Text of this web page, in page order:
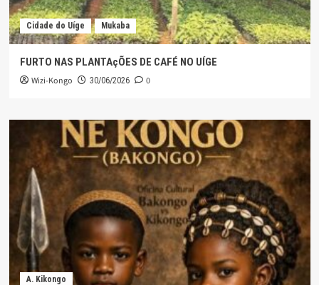
Cidade do Uíge Mukaba
FURTO NAS PLANTAçÕES DE CAFÉ NO UÍGE
Wizi-Kongo 30/06/2026 0
A. Kikongo